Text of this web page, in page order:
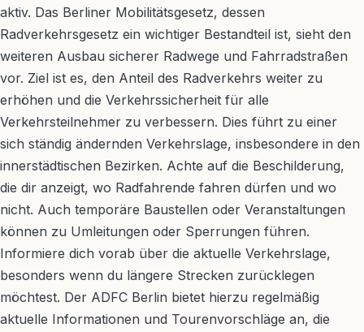
aktiv. Das Berliner Mobilitätsgesetz, dessen
Radverkehrsgesetz ein wichtiger Bestandteil ist, sieht den
weiteren Ausbau sicherer Radwege und Fahrradstraßen
vor. Ziel ist es, den Anteil des Radverkehrs weiter zu
erhöhen und die Verkehrssicherheit für alle
Verkehrsteilnehmer zu verbessern. Dies führt zu einer
sich ständig ändernden Verkehrslage, insbesondere in den
innerstädtischen Bezirken. Achte auf die Beschilderung,
die dir anzeigt, wo Radfahrende fahren dürfen und wo
nicht. Auch temporäre Baustellen oder Veranstaltungen
können zu Umleitungen oder Sperrungen führen.
Informiere dich vorab über die aktuelle Verkehrslage,
besonders wenn du längere Strecken zurücklegen
möchtest. Der ADFC Berlin bietet hierzu regelmäßig
aktuelle Informationen und Tourenvorschläge an, die